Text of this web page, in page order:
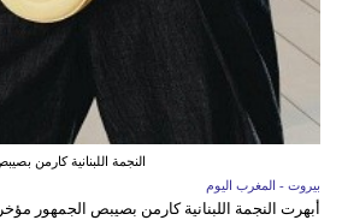
النجمة اللبنانية كارمن
بيروت - المغرب اليوم
أبهرت النجمة اللبنانية كارمن بصيبص الجمهور